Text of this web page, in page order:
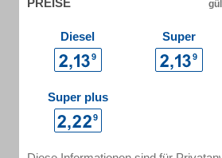
PREISE
Diesel Super
Super plus